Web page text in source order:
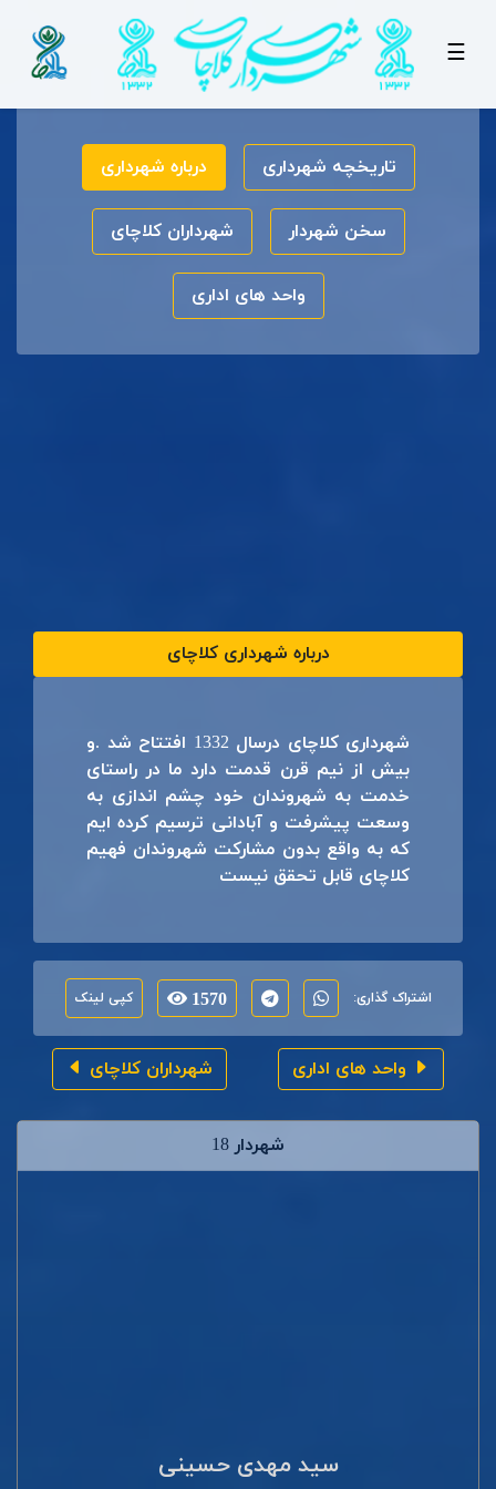
☰
تاریخچه شهرداری درباره شهرداری
سخن شهردار شهرداران کلاچای
واحد های اداری
درباره شهرداری کلاچای
شهرداری کلاچای درسال 1332 افتتاح شد .و
بیش از نیم قرن قدمت دارد ما در راستای
خدمت به شهروندان خود چشم اندازی به
وسعت پیشرفت و آبادانی ترسیم کرده ایم
که به واقع بدون مشارکت شهروندان فهیم
کلاچای قابل تحقق نیست
اشتراک گذاری: 1570 کپی لینک
واحد های اداری شهرداران کلاچای
شهردار 18
سید مهدی حسینی